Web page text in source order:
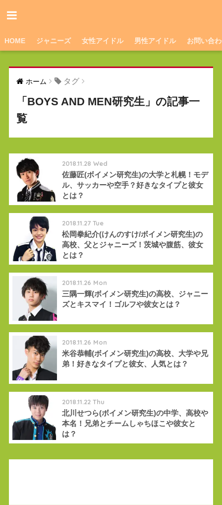
HOME ジャニーズ 女性アイドル 男性アイドル お問い合
ホーム タグ
「BOYS AND MEN研究生」の記事一
覧
2018.11.28 Wed
佐藤匠(ボイメン研究生)の大学と札幌！モデ
ル、サッカーや空手？好きなタイプと彼女
とは？
2018.11.27 Tue
松岡拳紀介(けんのすけ/ボイメン研究生)の
高校、父とジャニーズ！茨城や腹筋、彼女
とは？
2018.11.26 Mon
三隅一輝(ボイメン研究生)の高校、ジャニー
ズとキスマイ！ゴルフや彼女とは？
2018.11.26 Mon
米谷恭輔(ボイメン研究生)の高校、大学や兄
弟！好きなタイプと彼女、人気とは？
2018.11.22 Thu
北川せつら(ボイメン研究生)の中学、高校や
本名！兄弟とチームしゃちほこや彼女と
は？